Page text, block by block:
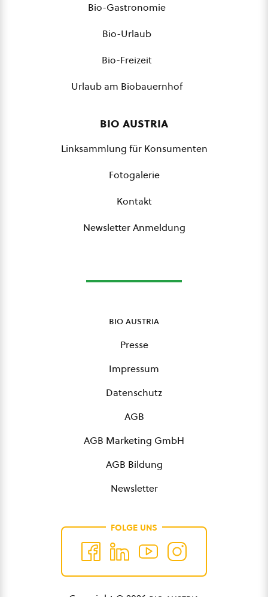
Bio-Gastronomie
Bio-Urlaub
Bio-Freizeit
Urlaub am Biobauernhof
bio austria
Linksammlung für Konsumenten
Fotogalerie
Kontakt
Newsletter Anmeldung
bio austria
Presse
Impressum
Datenschutz
AGB
AGB Marketing GmbH
AGB Bildung
Newsletter
FOLGE UNS